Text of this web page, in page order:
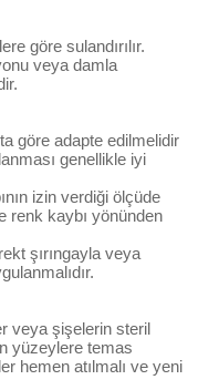
göre sulandırılır.
veya damla
göre adapte edilmelidir
genellikle iyi
izin verdiği ölçüde
renk kaybı yönünden
şırıngayla veya
veya şişelerin steril
yüzeylere temas
hemen atılmalı ve yeni